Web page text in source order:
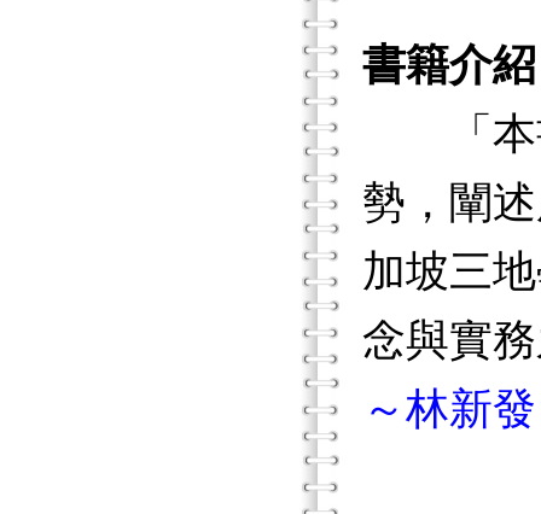
書籍介紹
「本書
勢，闡
加坡三
念與實
～林新